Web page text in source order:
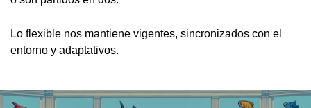
Lo flexible nos mantiene vigentes, sincronizados con el
entorno y adaptativos.